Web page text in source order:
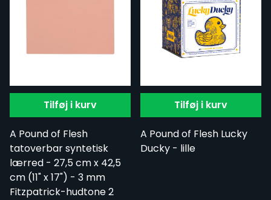
Tilføj i kurv
A Pound of Flesh
tatoverbar syntetisk
lærred - 27,5 cm x 42,5
cm (11" x 17") - 3 mm
Fitzpatrick-hudtone 2
Tilføj i kurv
A Pound of Flesh Lucky
Ducky - lille